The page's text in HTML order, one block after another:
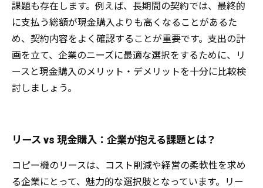
課題も存在します。例えば、長期間の契約では、最終的
に支払う総額が現金購入よりも高くなることがあるた
め、契約内容をよく確認することが重要です。支出の計
画を立て、企業のニーズに最適な選択をするために、リ
ースと現金購入のメリット・デメリットを十分に比較検
討しましょう。
リース vs 現金購入：企業が抱える課題とは？
コピー機のリースは、コスト削減や経営の柔軟性を求め
る企業にとって、魅力的な選択肢となっています。リー